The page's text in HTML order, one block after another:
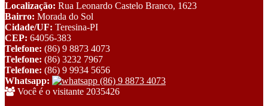
Localização: Rua Leonardo Castelo Branco, 1623
Bairro: Morada do Sol
Cidade/UF: Teresina-PI
CEP: 64056-383
Telefone: (86) 9 8873 4073
Telefone: (86) 3232 7967
Telefone: (86) 9 9934 5656
Whatsapp:
(86) 9 8873 4073
Você é o visitante 2035426